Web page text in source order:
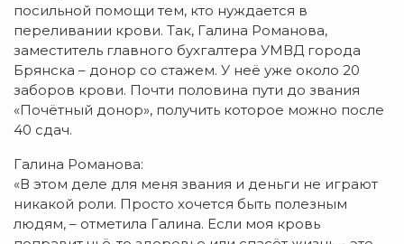
посильной помощи тем, кто нуждается в
переливании крови. Так, Галина Романова,
заместитель главного бухгалтера УМВД города
Брянска – донор со стажем. У неё уже около 20
заборов крови. Почти половина пути до звания
«Почётный донор», получить которое можно после
40 сдач.
Галина Романова:
«В этом деле для меня звания и деньги не играют
никакой роли. Просто хочется быть полезным
людям, – отметила Галина. Если моя кровь